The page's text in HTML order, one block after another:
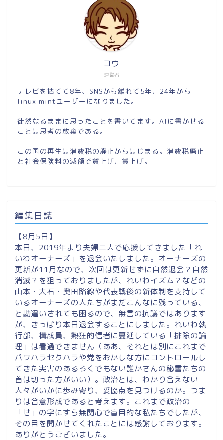
運営者
コウ
テレビを捨てて8年、SNSから離れて5年、24年から
linux mintユーザーになりました。
徒然なるままに思ったことを書いてます。AIに書かせる
ことは思考の放棄である。
この国の再生は消費税の廃止からはじまる。消費税廃止
と社会保険料の減額で賃上げ、賃上げ。
編集日誌
【8月5日】
本日、2019年より夫婦二人で応援してきました「れ
いわオーナーズ」を退会いたしました。オーナーズの
更新が11月なので、次回は更新せずに自然退会？自然
消滅？を狙っておりましたが、れいわイズム？などの
山本・大石・奥田路線や代表戦後の新体制を支持して
いるオーナーズの人たちがまだこんなに残っている、
と勘違いされても困るので、無言の抗議ではあります
が、きっぱり本日退会することにしました。れいわ執
行部、構成員、熱狂的信者に蔓延している「排除の論
理」は看過できません（ああ、それとは別にこれまで
パワハラセクハラや党をおかしな方にコントロールし
てきた実害のあるろくでもない誰かさんの秘書たちの
首は切った方がいい）。政治とは、わかり合えない
人々がいかに歩み寄り、妥協点を見つけるのか。つま
りは合意形成であると考えます。これまで政治の
「せ」の字にすら無関心で盲目的な私たちでしたが、
その目を開かせてくれたことには感謝しております。
ありがとうございました。